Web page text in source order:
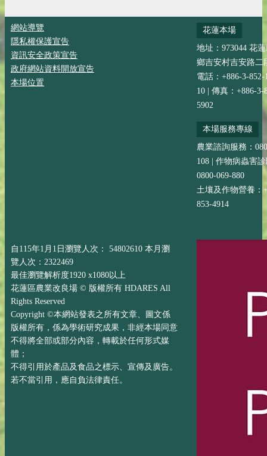
網站導覽
隱私權保護宣告
資訊安全政策宣告
政府網站資料開放宣告
本場位置
花蓮本場
地址：973044 花
鄉吉安村吉安路二
電話：+886-3-852-
10 | 傳真：+886-3-
5902
本場服務專線
農業諮詢服務：
108 | 作物病蟲害
0800-069-880
土壤及作物營養：
853-4914
自115年1月1日瀏覽人次： 54802610 本月瀏
覽人次：2322469
最佳瀏覽解析度1920 x1080以上
花蓮區農業改良場 © 版權所有 HDARES All
Rights Reserved
Copyright ©本網站發表之所有文章、圖文係
版權所有，係為學術研究成果，非經本場同意
不得將全部或部分內容，轉載於任何形式媒
體；
不得引用於產品及食品之標示、宣傳及廣告。
若不當引用，應自負法律責任。